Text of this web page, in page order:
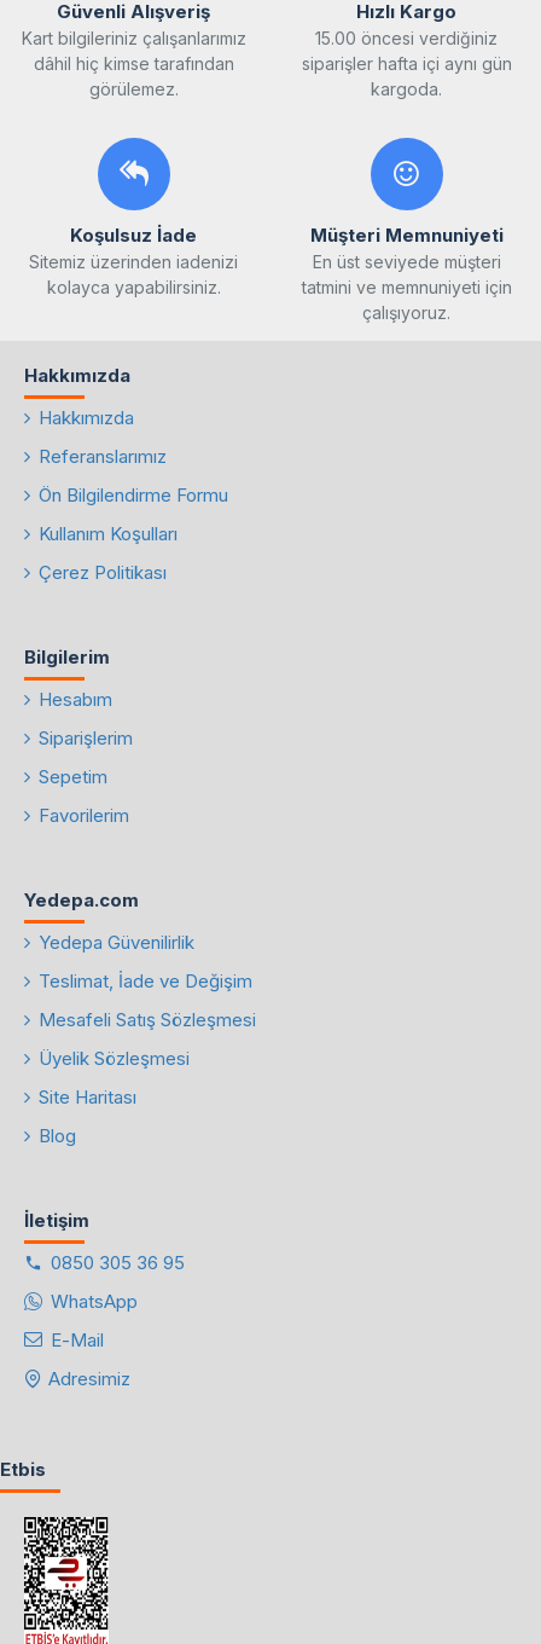
Güvenli Alışveriş
Kart bilgileriniz çalışanlarımız
dâhil hiç kimse tarafından
görülemez.
Hızlı Kargo
15.00 öncesi verdiğiniz
siparişler hafta içi aynı gün
kargoda.
Koşulsuz İade
Sitemiz üzerinden iadenizi
kolayca yapabilirsiniz.
Müşteri Memnuniyeti
En üst seviyede müşteri
tatmini ve memnuniyeti için
çalışıyoruz.
Hakkımızda
Hakkımızda
Referanslarımız
Ön Bilgilendirme Formu
Kullanım Koşulları
Çerez Politikası
Bilgilerim
Hesabım
Siparişlerim
Sepetim
Favorilerim
Yedepa.com
Yedepa Güvenilirlik
Teslimat, İade ve Değişim
Mesafeli Satış Sözleşmesi
Üyelik Sözleşmesi
Site Haritası
Blog
İletişim
0850 305 36 95
WhatsApp
E-Mail
Adresimiz
Etbis